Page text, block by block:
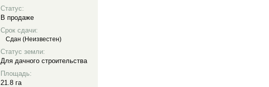
Статус:
В продаже
Срок сдачи:
Сдан (Неизвестен)
Статус земли:
Для дачного строительства
Площадь:
21.8 га